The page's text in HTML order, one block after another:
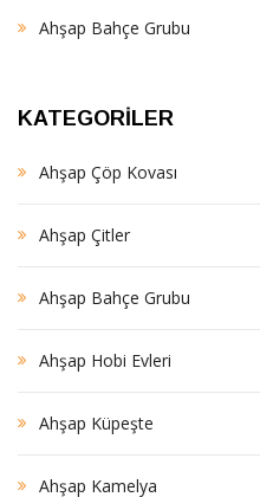
Ahşap Bahçe Grubu
KATEGORILER
Ahşap Çöp Kovası
Ahşap Çitler
Ahşap Bahçe Grubu
Ahşap Hobi Evleri
Ahşap Küpeşte
Ahşap Kamelya